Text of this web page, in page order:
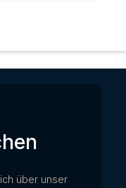
über unser